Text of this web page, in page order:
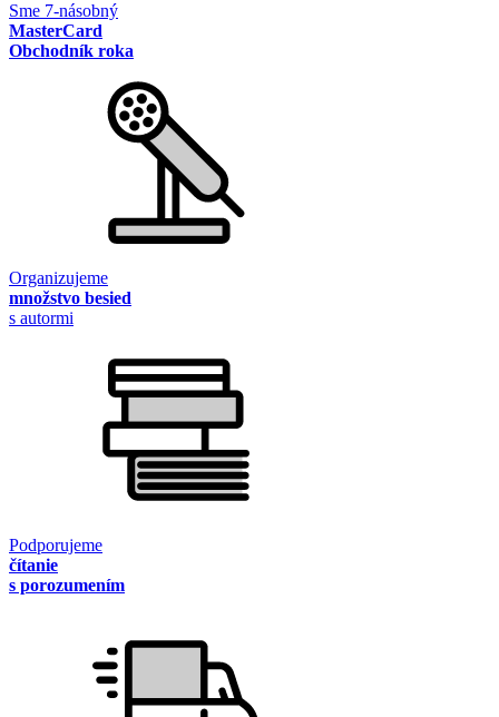
Sme 7-násobný
MasterCard
Obchodník roka
Organizujeme
množstvo besied
s autormi
Podporujeme
čítanie
s porozumením